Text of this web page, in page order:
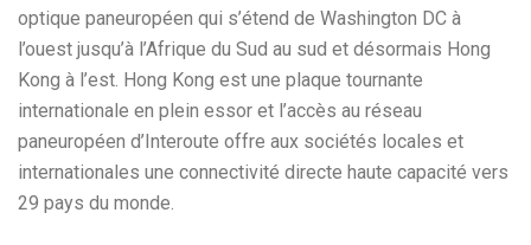
optique paneuropéen qui s’étend de Washington DC à
l’ouest jusqu’à l’Afrique du Sud au sud et désormais Hong
Kong à l’est. Hong Kong est une plaque tournante
internationale en plein essor et l’accès au réseau
paneuropéen d’Interoute offre aux sociétés locales et
internationales une connectivité directe haute capacité vers
29 pays du monde.